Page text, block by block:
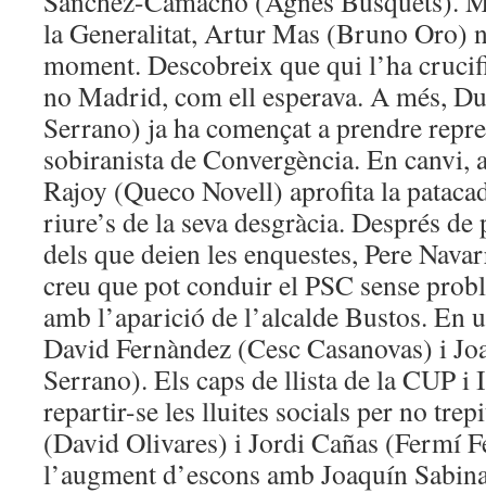
la Generalitat, Artur Mas (Bruno Oro)
moment. Descobreix que qui l’ha
no Madrid, com ell esperava. A més,
Serrano) ja ha començat a prendre
sobiranista de Convergència. En
Rajoy (Queco Novell) aprofita la
riure’s de la seva desgràcia. Després
dels que deien les enquestes, Pere
creu que pot conduir el PSC sense
amb l’aparició de l’alcalde Bustos. En
David Fernàndez (Cesc Casanovas) i
Serrano). Els caps de llista de la CUP i
repartir-se les lluites socials per no
(David Olivares) i Jordi Cañas (Fermí
l’augment d’escons amb Joaquín